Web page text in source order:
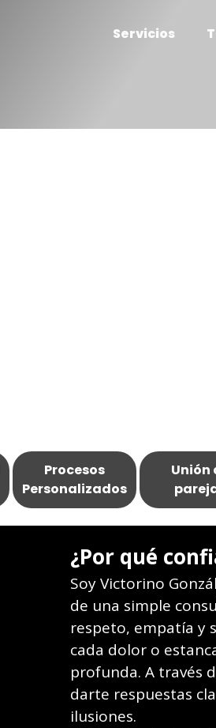
Servicios
Procesos
Personalizados
Unión
¿Por qué
Soy Victorino
de una simple
respeto, empatía y
cada dolor o
profunda. A través
darte respuestas
ilusiones.